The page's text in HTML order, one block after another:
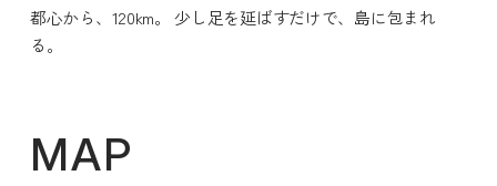
都心から、120km。 少し足を延ばすだけで、島に包まれ
る。
MAP